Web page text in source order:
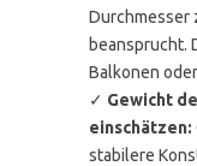
Durchmesser
beansprucht.
Balkonen
✓ Gewicht
einschätzen:
stabilere